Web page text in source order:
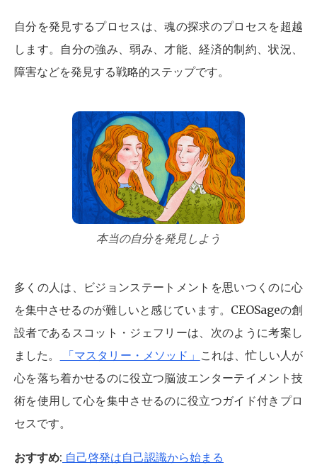
自分を発見するプロセスは、魂の探求のプロセスを超越
します。自分の強み、弱み、才能、経済的制約、状況、
障害などを発見する戦略的ステップです。
本当の自分を発見しよう
多くの人は、ビジョンステートメントを思いつくのに心
を集中させるのが難しいと感じています。CEOSageの創
設者であるスコット・ジェフリーは、次のように考案し
ました。
「マスタリー・メソッド」 これは、忙しい人が
心を落ち着かせるのに役立つ脳波エンターテイメント技
術を使用して心を集中させるのに役立つガイド付きプロ
セスです。
おすすめ: 自己啓発は自己認識から始まる